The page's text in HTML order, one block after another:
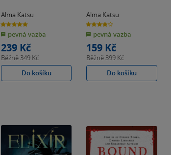
Alma Katsu
5.0
z
5
hvězdiček
pevná vazba
239 Kč
Běžně 349 Kč
Do košíku
Alma Katsu
3.9
z
5
hvězdiček
pevná vazba
159 Kč
Běžně 399 Kč
Do košíku